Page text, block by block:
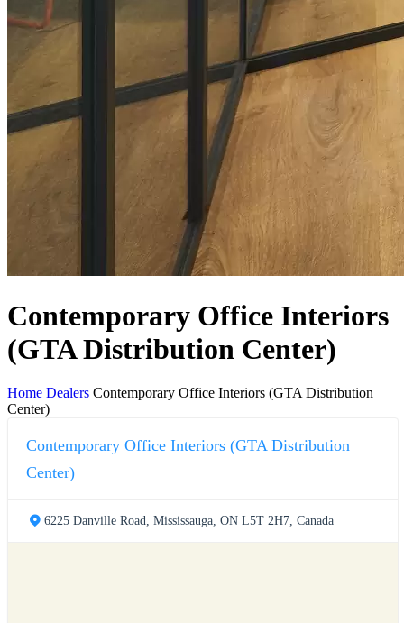
Contemporary Office Interiors
(GTA Distribution Center)
Home Dealers Contemporary Office Interiors (GTA Distribution
Center)
Contemporary Office Interiors (GTA Distribution
Center)
6225 Danville Road, Mississauga, ON L5T 2H7, Canada